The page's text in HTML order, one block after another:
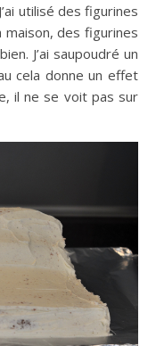
utilisé des figurines
des figurines
J’ai saupoudré un
cela donne un effet
il ne se voit pas sur